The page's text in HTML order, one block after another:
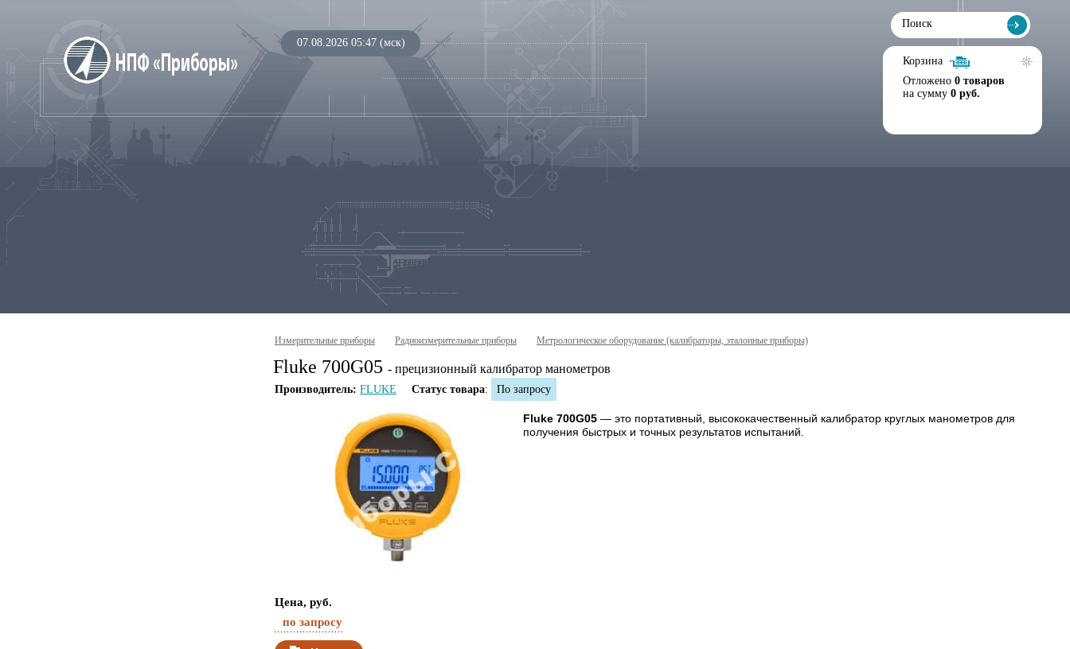
07.08.2026 05:47 (мск)
Корзина
Отложено 0 товаров
на сумму 0 руб.
Измерительные приборы Радиоизмерительные приборы Метрологическое оборудование (калибраторы, эталонные приборы)
Fluke 700G05 - прецизионный калибратор манометров
Производитель: FLUKE Статус товара: По запросу
Fluke 700G05 — это портативный, высококачественный калибратор круглых манометров для
получения быстрых и точных результатов испытаний.
Цена, руб.
по запросу